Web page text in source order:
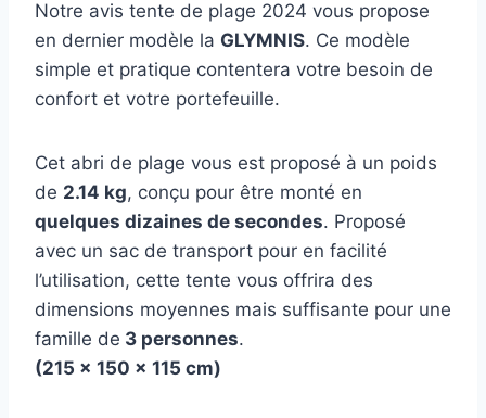
Notre avis tente de plage 2024 vous propose
en dernier modèle la GLYMNIS. Ce modèle
simple et pratique contentera votre besoin de
confort et votre portefeuille.
Cet abri de plage vous est proposé à un poids
de 2.14 kg, conçu pour être monté en
quelques dizaines de secondes. Proposé
avec un sac de transport pour en facilité
l’utilisation, cette tente vous offrira des
dimensions moyennes mais suffisante pour une
famille de 3 personnes.
(215 x 150 x 115 cm)